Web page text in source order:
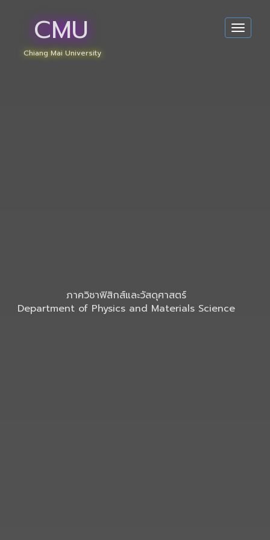
Toggle
CMU
Chiang Mai University
ภาควิชาฟิสิกส์และวัสดุศาสตร์
Department of Physics and Materials Science